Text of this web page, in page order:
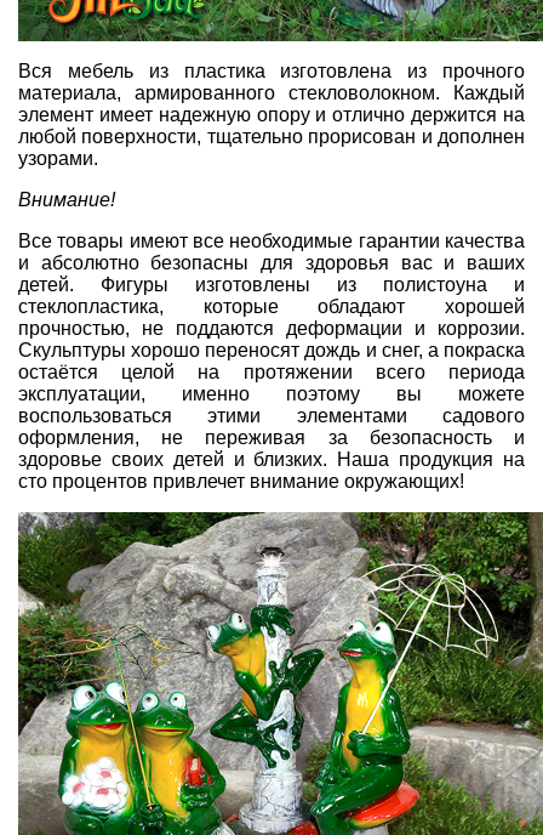
Вся мебель из пластикаизготовлена из прочного
материала, армированного стекловолокном. Каждый
элемент имеет надежную опору и отлично держится на
любой поверхности, тщательно прорисован и дополнен
узорами.
Внимание!
Все товары имеют все необходимые гарантии качества
и абсолютно безопасны для здоровья вас и ваших
детей. Фигуры изготовлены из полистоуна и
стеклопластика, которые обладают хорошей
прочностью, не поддаются деформации и коррозии.
Скульптуры хорошо переносят дождь и снег, а покраска
остаётся целой на протяжении всего периода
эксплуатации, именно поэтому вы можете
воспользоваться этими элементами садового
оформления, не переживая за безопасность и
здоровье своих детей и близких. Наша продукция на
сто процентов привлечет внимание окружающих!